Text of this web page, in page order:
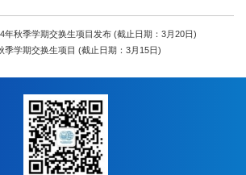
年秋季学期交换生项目发布 (截止日期：3月20日)
季学期交换生项目 (截止日期：3月15日)